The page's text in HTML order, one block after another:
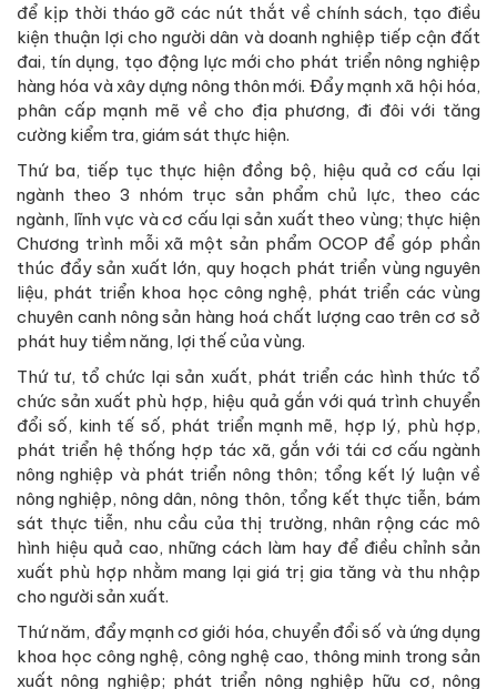
để kịp thời tháo gỡ các nút thắt về chính sách, tạo điều
kiện thuận lợi cho người dân và doanh nghiệp tiếp cận đất
đai, tín dụng, tạo động lực mới cho phát triển nông nghiệp
hàng hóa và xây dựng nông thôn mới. Đẩy mạnh xã hội hóa,
phân cấp mạnh mẽ về cho địa phương, đi đôi với tăng
cường kiểm tra, giám sát thực hiện.
Thứ ba, tiếp tục thực hiện đồng bộ, hiệu quả cơ cấu lại
ngành theo 3 nhóm trục sản phẩm chủ lực, theo các
ngành, lĩnh vực và cơ cấu lại sản xuất theo vùng; thực hiện
Chương trình mỗi xã một sản phẩm OCOP để góp phần
thúc đẩy sản xuất lớn, quy hoạch phát triển vùng nguyên
liệu, phát triển khoa học công nghệ, phát triển các vùng
chuyên canh nông sản hàng hoá chất lượng cao trên cơ sở
phát huy tiềm năng, lợi thế của vùng.
Thứ tư, tổ chức lại sản xuất, phát triển các hình thức tổ
chức sản xuất phù hợp, hiệu quả gắn với quá trình chuyển
đổi số, kinh tế số, phát triển mạnh mẽ, hợp lý, phù hợp,
phát triển hệ thống hợp tác xã, gắn với tái cơ cấu ngành
nông nghiệp và phát triển nông thôn; tổng kết lý luận về
nông nghiệp, nông dân, nông thôn, tổng kết thực tiễn, bám
sát thực tiễn, nhu cầu của thị trường, nhân rộng các mô
hình hiệu quả cao, những cách làm hay để điều chỉnh sản
xuất phù hợp nhằm mang lại giá trị gia tăng và thu nhập
cho người sản xuất.
Thứ năm, đẩy mạnh cơ giới hóa, chuyển đổi số và ứng dụng
khoa học công nghệ, công nghệ cao, thông minh trong sản
xuất nông nghiệp; phát triển nông nghiệp hữu cơ, nông